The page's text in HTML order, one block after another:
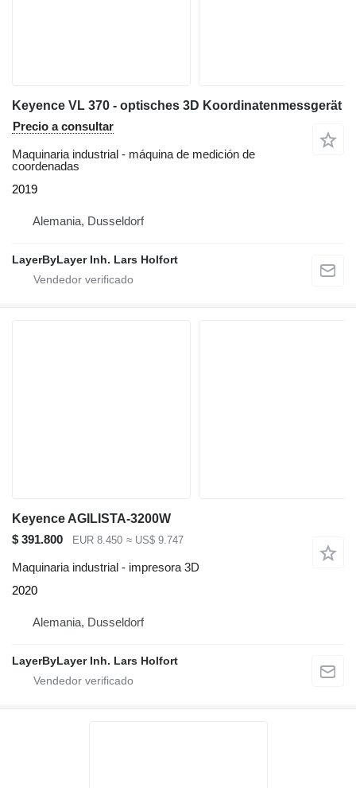
Keyence VL 370 - optisches 3D Koordinatenmessgerät
Precio a consultar
Maquinaria industrial - máquina de medición de
coordenadas
2019
Alemania, Dusseldorf
LayerByLayer Inh. Lars Holfort
Keyence AGILISTA-3200W
$ 391.800
EUR 8.450 ≈ US$ 9.747
Maquinaria industrial - impresora 3D
2020
Alemania, Dusseldorf
LayerByLayer Inh. Lars Holfort